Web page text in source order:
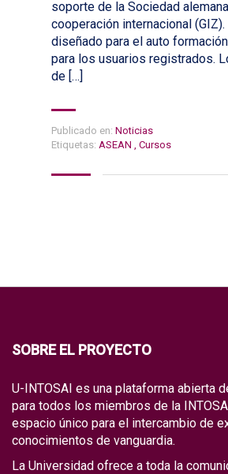
soporte de la Sociedad
cooperación internacional
diseñado para el auto
para los usuarios registrados.
de […]
Publicado en: Noticias
Etiquetas: ASEAN Cursos
SOBRE EL PROYECTO
U-INTOSAI es una plataforma abierta
para todos los miembros de la
espacio único para el intercambio de
conocimientos de vanguardia.
La Universidad ofrece a toda la